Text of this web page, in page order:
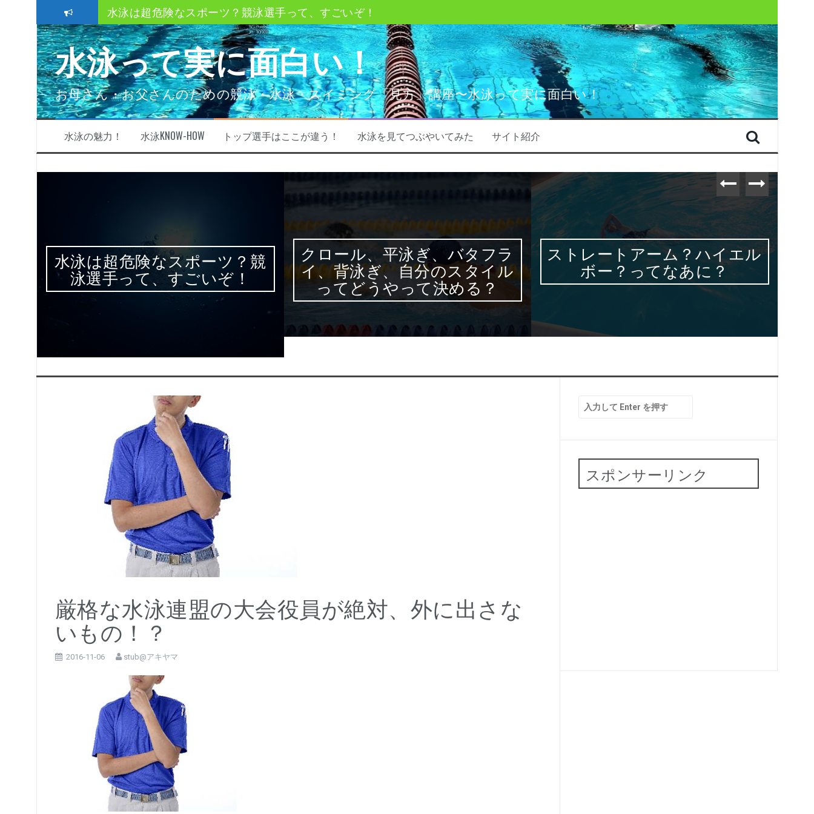
クロール、平泳ぎ、バタフライ、背泳ぎ、自分のスタイルってどうやって決める？
ストレートアーム？ハイエルボー？ってなあに？
速く泳ぐにはどうしたら良い？教えて〇〇〇
スイミングクラブ移籍時の3つのポイント
子供も親も必ず知っておきたい水泳（プール）での事故
水泳って実に面白い！
お母さん・お父さんのための競泳・水泳・スイミング「見方」講座〜水泳って実に面白い！
水泳の魅力！ 水泳KNOW-HOW トップ選手はここが違う！ 水泳を見てつぶやいてみた サイト紹介
水泳は超危険なスポーツ？競
泳選手って、すごいぞ！
クロール、平泳ぎ、バタフラ
イ、背泳ぎ、自分のスタイル
ってどうやって決める？
ストレートアーム？ハイエル
ボー？ってなあに？
厳格な水泳連盟の大会役員が絶対、外に出さな
いもの！？
2016-11-06 stub@アキヤマ
索:
スポンサーリンク